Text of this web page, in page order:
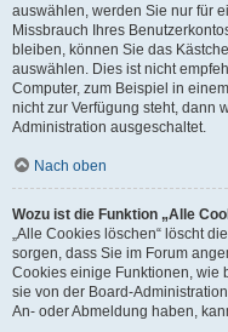
auswählen, werden Sie nur für
Missbrauch Ihres
bleiben, können Sie das
auswählen. Dies ist nicht
Computer, zum Beispiel in
nicht zur Verfügung steht, dann
Administration ausgeschaltet.
Nach oben
Wozu ist die Funktion „Alle
„Alle Cookies löschen“ löscht
sorgen, dass Sie im Forum
Cookies einige Funktionen, wie
sie von der Board-
An- oder Abmeldung haben,